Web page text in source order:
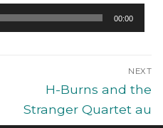
00:00
NEXT
H-Burns and the
Stranger Quartet au